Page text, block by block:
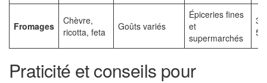
Fromages
Chèvre,
ricotta, feta
Goûts variés
Épiceries fines
et
supermarchés
5,0
Praticité et conseils pour